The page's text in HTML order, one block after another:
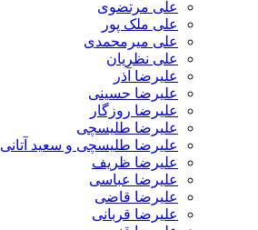
علی مرتضوی
علی ملک پور
علی میرمحمدی
علی نظریان
علیرضا آذر
علیرضا حسینی
علیرضا روزگار
علیرضا طلیسچی
علیرضا طلیسچی و سعید آتانی
علیرضا ظریف
علیرضا عباسی
علیرضا قاضی
علیرضا قربانی